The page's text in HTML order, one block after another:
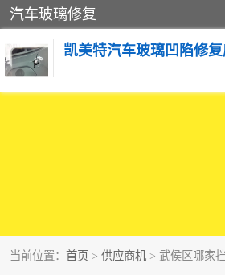
汽车玻璃修复
凯美特汽车玻璃凹陷修
当前位置： 首页 > 供应商机 > 武侯区哪家